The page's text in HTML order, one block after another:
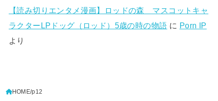
【読み切りエンタメ漫画】ロッドの森 マスコットキャ
ラクターLPドッグ（ロッド）5歳の時の物語 に Porn IP
より
HOME p12